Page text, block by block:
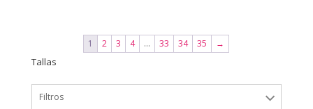
1 2 3 4 … 33 34 35 →
Tallas
Filtros